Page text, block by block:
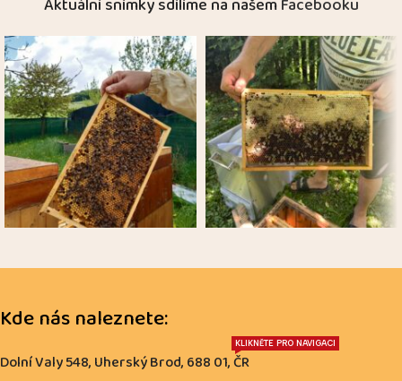
Aktuální snímky sdílíme na našemFacebooku
Kde nás naleznete:
Dolní Valy 548, Uherský Brod, 688 01, ČR
KLIKNĚTE PRO NAVIGACI